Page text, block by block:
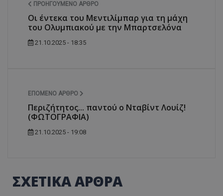
ΠΡΟΗΓΟΎΜΕΝΟ ΆΡΘΡΟ
Οι έντεκα του Μεντιλίμπαρ για τη μάχη
του Ολυμπιακού με την Μπαρτσελόνα
21.10.2025 - 18:35
ΕΠΌΜΕΝΟ ΆΡΘΡΟ
Περιζήτητος... παντού ο Νταβίντ Λουίζ!
(ΦΩΤΟΓΡΑΦΙΑ)
21.10.2025 - 19:08
ΣΧΕΤΙΚΑ ΑΡΘΡΑ